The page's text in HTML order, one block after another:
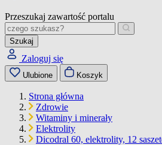
Przeszukaj zawartość portalu
Szukaj
Zaloguj się
Ulubione Koszyk
Strona główna
Zdrowie
Witaminy i minerały
Elektrolity
Dicodral 60, elektrolity, 12